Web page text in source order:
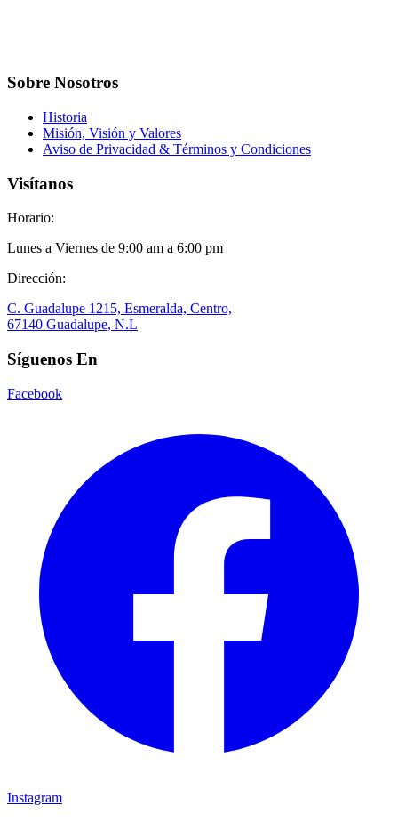
Sobre Nosotros
Historia
Misión, Visión y Valores
Aviso de Privacidad & Términos y Condiciones
Visítanos
Horario:
Lunes a Viernes de 9:00 am a 6:00 pm
Dirección:
C. Guadalupe 1215, Esmeralda, Centro,
67140 Guadalupe, N.L
Síguenos En
Facebook
Instagram